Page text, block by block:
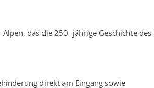
das die 250- jährige Geschichte des
direkt am Eingang sowie